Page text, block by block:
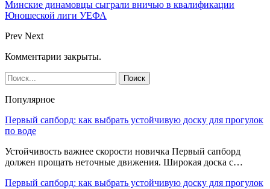
Минские динамовцы сыграли вничью в квалификации
Юношеской лиги УЕФА
Prev Next
Комментарии закрыты.
Популярное
Первый сапборд: как выбрать устойчивую доску для прогулок
по воде
Устойчивость важнее скорости новичка Первый сапборд
должен прощать неточные движения. Широкая доска с…
Первый сапборд: как выбрать устойчивую доску для прогулок